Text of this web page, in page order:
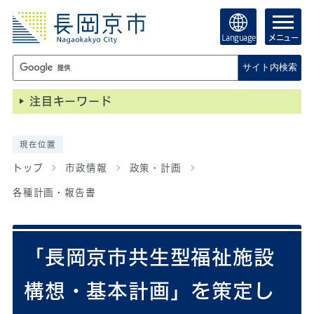
Language メニュー
サイト内検索
注目キーワード
現在位置
トップ 市政情報 政策・計画
各種計画・報告書
「長岡京市共生型福祉施設
構想・基本計画」を策定し